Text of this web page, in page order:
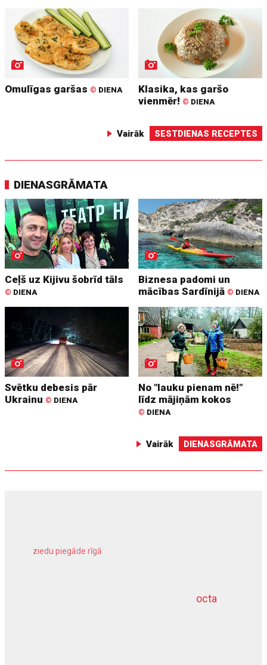
Omulīgas garšas © DIENA
Klasika, kas garšo
vienmēr! © DIENA
Vairāk SESTDIENAS RECEPTES
DIENASGRĀMATA
Ceļš uz Kijivu šobrīd tāls
© DIENA
Biznesa padomi un
mācības Sardīnijā © DIENA
Svētku debesis pār
Ukrainu © DIENA
No "lauku pienam nē!"
līdz mājiņām kokos
© DIENA
Vairāk DIENASGRĀMATA
octa
ziedu piegāde rīgā
dziļurbums